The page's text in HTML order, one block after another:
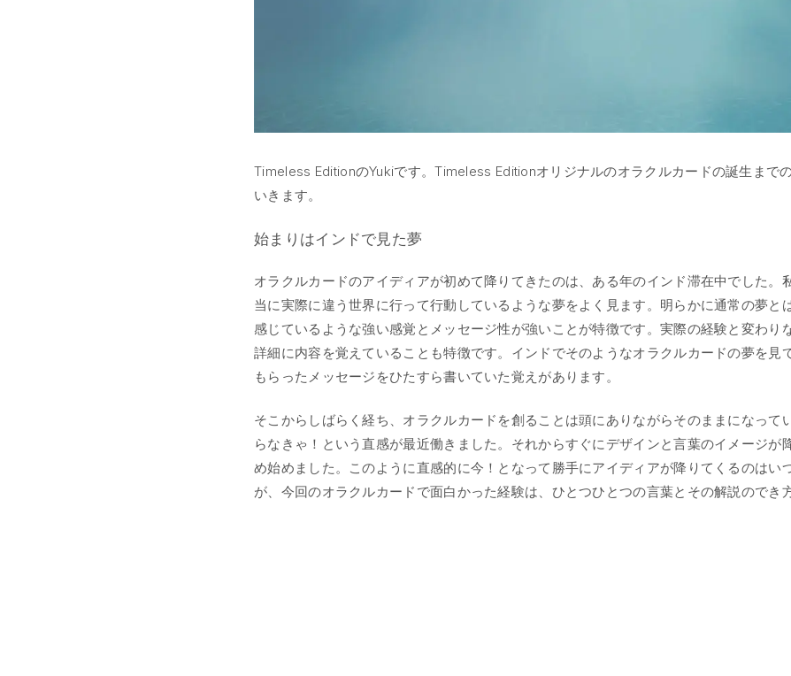
Timeless EditionのYukiです。Timeless Editionオリジナルのオラクルカードの誕生まで
いきます。
始まりはインドで見た夢
オラクルカードのアイディアが初めて降りてきたのは、ある年のインド滞在中でした。
当に実際に違う世界に行って行動しているような夢をよく見ます。明らかに通常の夢と
感じているような強い感覚とメッセージ性が強いことが特徴です。実際の経験と変わり
詳細に内容を覚えていることも特徴です。インドでそのようなオラクルカードの夢を見
もらったメッセージをひたすら書いていた覚えがあります。
そこからしばらく経ち、オラクルカードを創ることは頭にありながらそのままになって
らなきゃ！という直感が最近働きました。それからすぐにデザインと言葉のイメージが
め始めました。このように直感的に今！となって勝手にアイディアが降りてくるのはい
が、今回のオラクルカードで面白かった経験は、ひとつひとつの言葉とその解説のでき